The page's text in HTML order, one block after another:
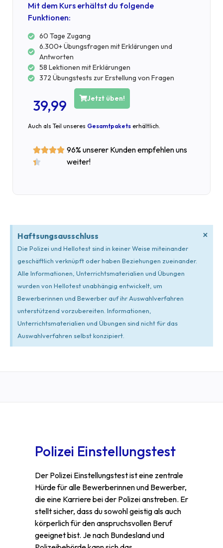
Mit dem Kurs erhältst du folgende
Funktionen:
60 Tage Zugang
6.300+ Übungsfragen mit Erklärungen und
Antworten
58 Lektionen mit Erklärungen
372 Übungstests zur Erstellung von Fragen
39,99 Jetzt üben!
Auch als Teil unseres Gesamtpakets erhältlich.


96% unserer Kunden empfehlen uns
weiter!
Haftsungsausschluss
Die Polizei und Hellotest sind in keiner Weise miteinander
geschäftlich verknüpft oder haben Beziehungen zueinander.
Alle Informationen, Unterrichtsmaterialien und Übungen
wurden von Hellotest unabhängig entwickelt, um
Bewerberinnen und Bewerber auf ihr Auswahlverfahren
unterstützend vorzubereiten. Informationen,
Unterrichtsmaterialien und Übungen sind nicht für das
Auswahlverfahren selbst konzipiert.
×
Polizei Einstellungstest
Der Polizei Einstellungstest ist eine zentrale
Hürde für alle Bewerberinnen und Bewerber,
die eine Karriere bei der Polizei anstreben. Er
stellt sicher, dass du sowohl geistig als auch
körperlich für den anspruchsvollen Beruf
geeignet bist. Je nach Bundesland und